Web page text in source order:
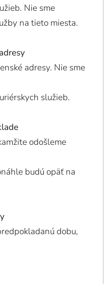
Nie sme
na tieto miesta.
adresy. Nie sme
služieb.
odošleme
budú opäť na
dobu,